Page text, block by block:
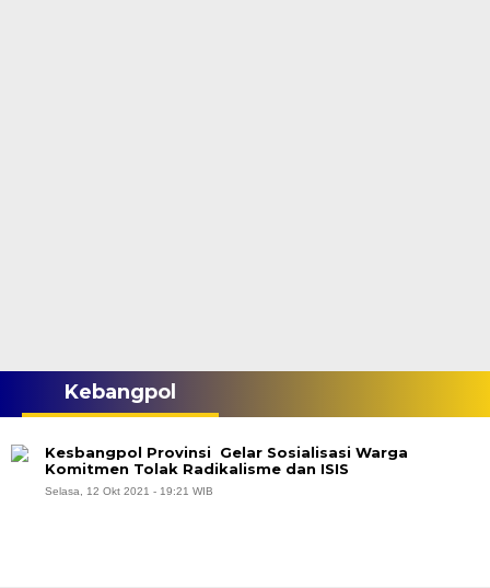
Kebangpol
Kesbangpol Provinsi Gelar Sosialisasi Warga
Komitmen Tolak Radikalisme dan ISIS
Selasa, 12 Okt 2021 - 19:21 WIB